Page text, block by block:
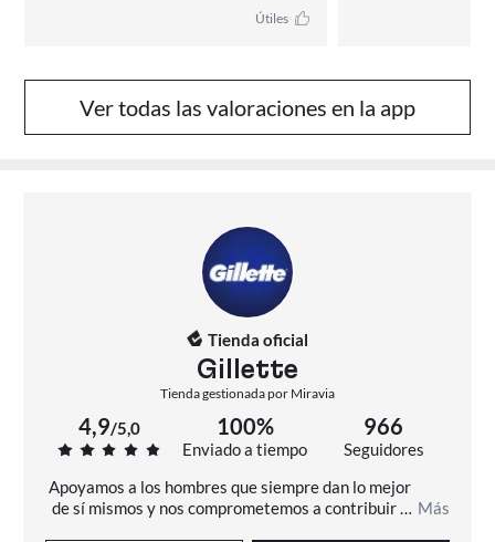
Útiles
Ver todas las valoraciones en la app
Tienda oficial
Gillette
Tienda gestionada por Miravia
4,9/5,0 100%
Enviado a tiempo
966
Seguidores
Apoyamos a los hombres que siempre dan lo mejor
de sí mismos y nos comprometemos a contribuir a
Más